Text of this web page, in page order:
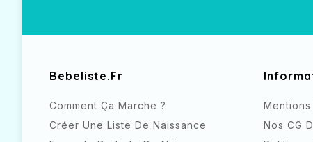
Bebeliste.fr
Comment Ça Marche ?
Créer Une Liste De Naissance
Nos CG